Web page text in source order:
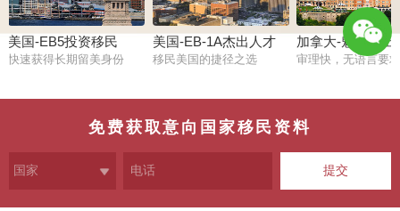
美国-EB5投资移民
快速获得长期留美身份
美国-EB-1A杰出人才
移民美国的捷径之选
加拿大-魁省杰出
审理快，无语言要
免费获取意向国家移民资料
提交
1381123